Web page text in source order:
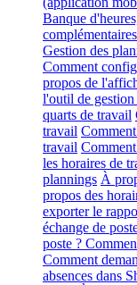
Banque
complémentaires
Gestion des
Comment
propos de
l'outil de gestion
quarts de travail
travail
travail
les horaires de
plannings À
propos des
exporter le
échange de
poste ?
Comment
absences dans